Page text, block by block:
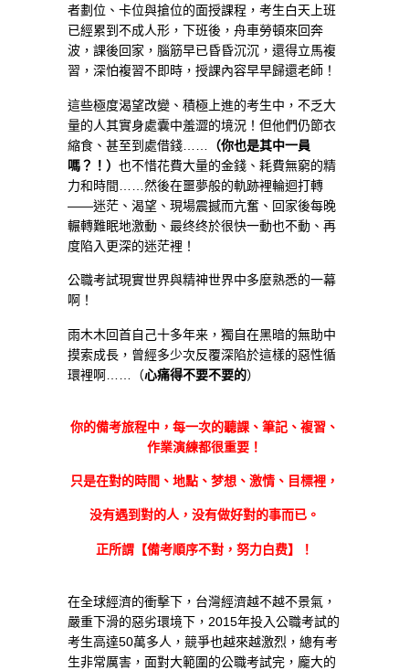
者劃位、卡位與搶位的面授課程，考生白天上班
已經累到不成人形，下班後，舟車勞頓來回奔
波，課後回家，腦筋早已昏昏沉沉，還得立馬複
習，深怕複習不即時，授課內容早早歸還老師！
這些極度渴望改變、積極上進的考生中，不乏大
量的人其實身處囊中羞澀的境況！但他們仍節衣
縮食、甚至到處借錢……
（你也是其中一員
嗎？！） 也不惜花費大量的金錢、耗費無窮的精
力和時間……然後在噩夢般的軌跡裡輪迴打轉
——迷茫、渴望、現場震撼而亢奮、回家後每晚
輾轉難眠地激動、最终终於很快一動也不動、再
度陷入更深的迷茫裡！
公職考試現實世界與精神世界中多麼熟悉的一幕
啊！
雨木木回首自己十多年来，獨自在黑暗的無助中
摸索成長，曾經多少次反覆深陷於這樣的惡性循
環裡啊……（心痛得不要不要的）
你的備考旅程中，每一次的聽課、筆記、複習、
作業演練都很重要！
只是在對的時間、地點、梦想、激情、目標裡，
没有遇到對的人，没有做好對的事而已。
正所謂【備考順序不對，努力白费】！
在全球經濟的衝擊下，台灣經濟越不越不景氣，
嚴重下滑的惡劣環境下，2015年投入公職考試的
考生高達50萬多人，競爭也越來越激烈，總有考
生非常厲害，面對大範圍的公職考試完，龐大的